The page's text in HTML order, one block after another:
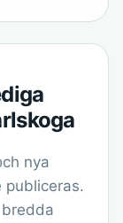
nya
publiceras.